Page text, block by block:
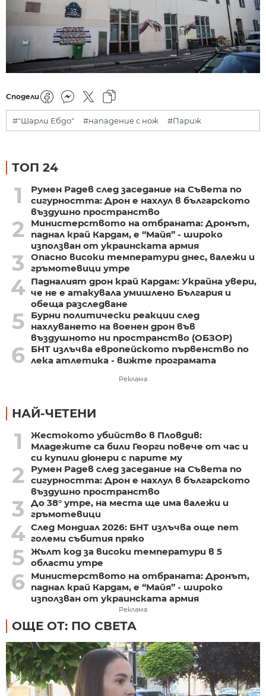
Сподели
#"Шарли Ебдо" #нападение с нож #Париж
ТОП 24
1
Румен Радев след заседание на Съвета по
сигурността: Дрон е нахлул в българското
въздушно пространство
2
Министерството на отбраната: Дронът,
паднал край Кардам, е “Майя” - широко
използван от украинската армия
3
Опасно високи температури днес, валежи и
гръмотевици утре
4 Падналият дрон край Кардам: Украйна увери,
че не е атакувала умишлено България и
обеща разследване
5
Бурни политически реакции след
нахлуването на военен дрон във
въздушното ни пространство (ОБЗОР)
6
БНТ излъчва европейското първенство по
лека атлетика - вижте програмата
Реклама
НАЙ-ЧЕТЕНИ
1
Жестокото убийство в Пловдив:
Младежите са били Георги повече от час и
си купили дюнери с парите му
2
Румен Радев след заседание на Съвета по
сигурността: Дрон е нахлул в българското
въздушно пространство
3
До 38° утре, на места ще има валежи и
гръмотевици
4 След Мондиал 2026: БНТ излъчва още пет
големи събития пряко
5 Жълт код за високи температури в 5
области утре
6
Министерството на отбраната: Дронът,
паднал край Кардам, е “Майя” - широко
използван от украинската армия
Реклама
ОЩЕ ОТ: ПО СВЕТА